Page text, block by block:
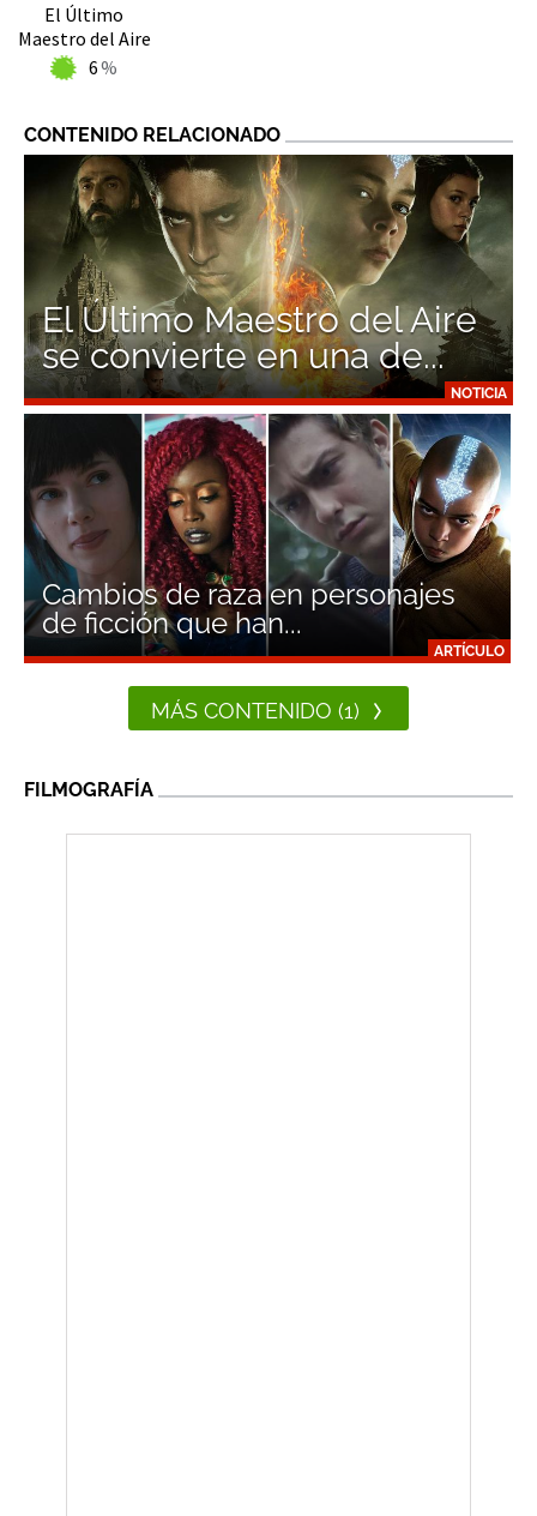
El Último
Maestro del Aire
6
CONTENIDO RELACIONADO
NOTICIA
El Último Maestro del Aire
se convierte en una de...
ARTÍCULO
Cambios de raza en personajes
de ficción que han...
MÁS CONTENIDO (1)
FILMOGRAFÍA